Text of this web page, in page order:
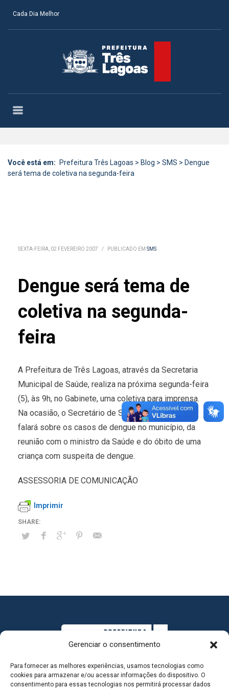
Gerenciar o consentimento
Para fornecer as melhores experiências, usamos tecnologias como
cookies para armazenar e/ou acessar informações do dispositivo. O
consentimento para essas tecnologias nos permitirá processar dados
Cada Dia Melhor
Você está em: Prefeitura Três Lagoas > Blog > SMS > Dengue
será tema de coletiva na segunda-feira
SEXTA-FEIRA, 02 FEVEREIRO 2007 / PUBLICADO EM SMS
Dengue será tema de
coletiva na segunda-
feira
A Prefeitura de Três Lagoas, através da Secretaria
Municipal de Saúde, realiza na próxima segunda-feira
(5), às 9h, no Gabinete, uma coletiva para imprensa.
Na ocasião, o Secretário de Saúde, Jorge Martinho
falará sobre os casos de dengue no município, da
reunião com o ministro da Saúde e do óbito de uma
criança com suspeita de dengue.
ASSESSORIA DE COMUNICAÇÃO
Imprimir